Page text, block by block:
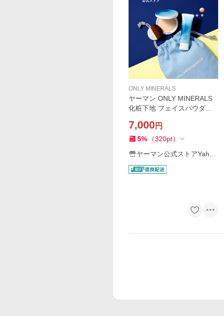
ONLY MINERALS
ヤーマン ONLY MINERALS
化粧下地 フェイスパウダー
ンフォートコフレ（BBクリ
ーム） 公式
7,000円
5% （320pt）
ヤーマン公式ストアYaho
o!ショッピング店